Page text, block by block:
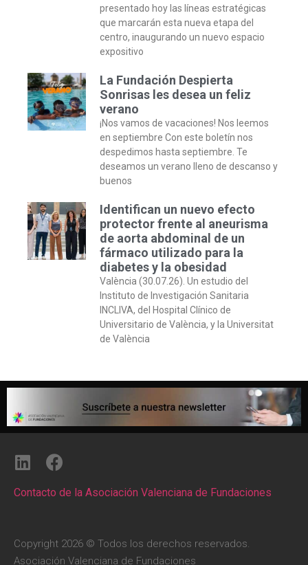
presentado hoy las líneas estratégicas
que marcarán esta nueva etapa del
centro, inaugurando un nuevo espacio
expositivo
La Fundación Despierta
Sonrisas les desea un feliz
verano
¡Nos vamos de vacaciones! Nos leemos
en septiembre Con este boletín nos
despedimos hasta septiembre. Te
deseamos un verano lleno de descanso y
buenos
Identifican un nuevo efecto
protector frente al aneurisma
de aorta abdominal de un
fármaco utilizado para la
diabetes y la obesidad
València (30.07.26). Un estudio del
Instituto de Investigación Sanitaria
INCLIVA, del Hospital Clínico de
Universitario de València, y la Universitat
de València
Contacto de la Asociación Valenciana de Fundaciones
Copyright 2026 © Todos los derechos reservados.
Asociación Valenciana de Fundaciones